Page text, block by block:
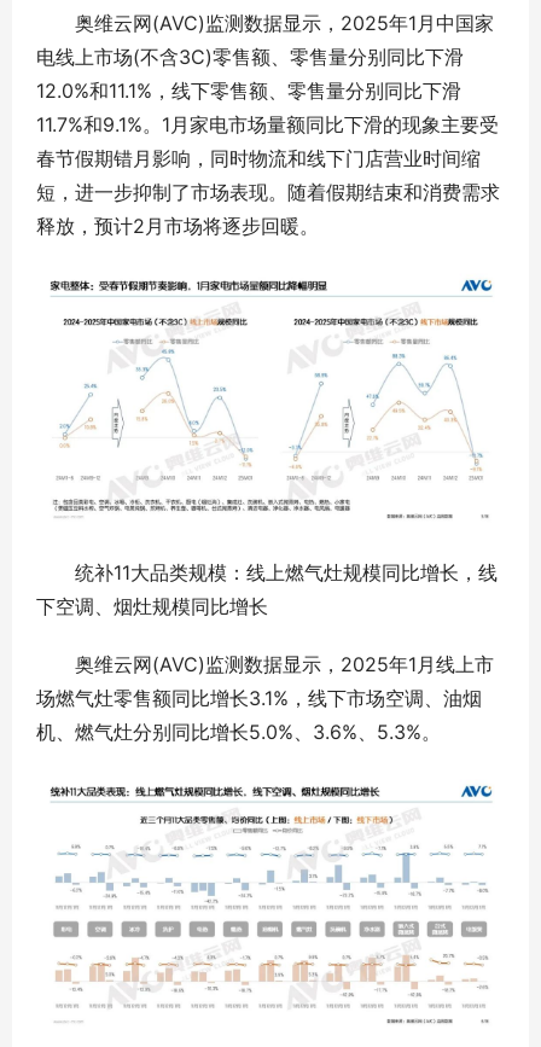
奥维云网(AVC)监测数据显示，2025年1月中国家
电线上市场(不含3C)零售额、零售量分别同比下滑
12.0%和11.1%，线下零售额、零售量分别同比下滑
11.7%和9.1%。1月家电市场量额同比下滑的现象主要受
春节假期错月影响，同时物流和线下门店营业时间缩
短，进一步抑制了市场表现。随着假期结束和消费需求
释放，预计2月市场将逐步回暖。
统补11大品类规模：线上燃气灶规模同比增长，线
下空调、烟灶规模同比增长
奥维云网(AVC)监测数据显示，2025年1月线上市
场燃气灶零售额同比增长3.1%，线下市场空调、油烟
机、燃气灶分别同比增长5.0%、3.6%、5.3%。